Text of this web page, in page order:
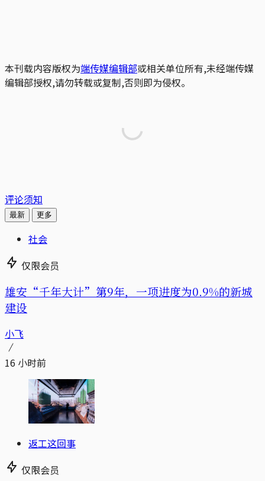
本刊载内容版权为端传媒编辑部或相关单位所有,未经端传媒
编辑部授权,请勿转载或复制,否则即为侵权。
评论须知
最新 更多
社会
仅限会员
雄安“千年大计”第9年，一项进度为0.9%的新城
建设
小飞
16 小时前
返工这回事
仅限会员